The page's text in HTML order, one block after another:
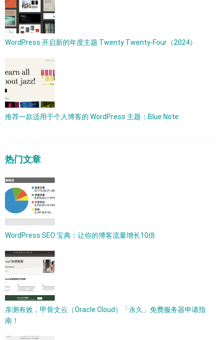
WordPress 开启新的年度主题 Twenty Twenty-Four（2024）
推荐一款适用于个人博客的 WordPress 主题：Blue Note
热门文章
WordPress SEO 宝典：让你的博客流量增长10倍
亲测有效，甲骨文云（Oracle Cloud）「永久」免费服务器申请指
南！